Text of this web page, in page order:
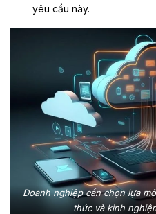
yêu cầu này.
Doanh nghiệp cần chọn lựa
thức và kinh